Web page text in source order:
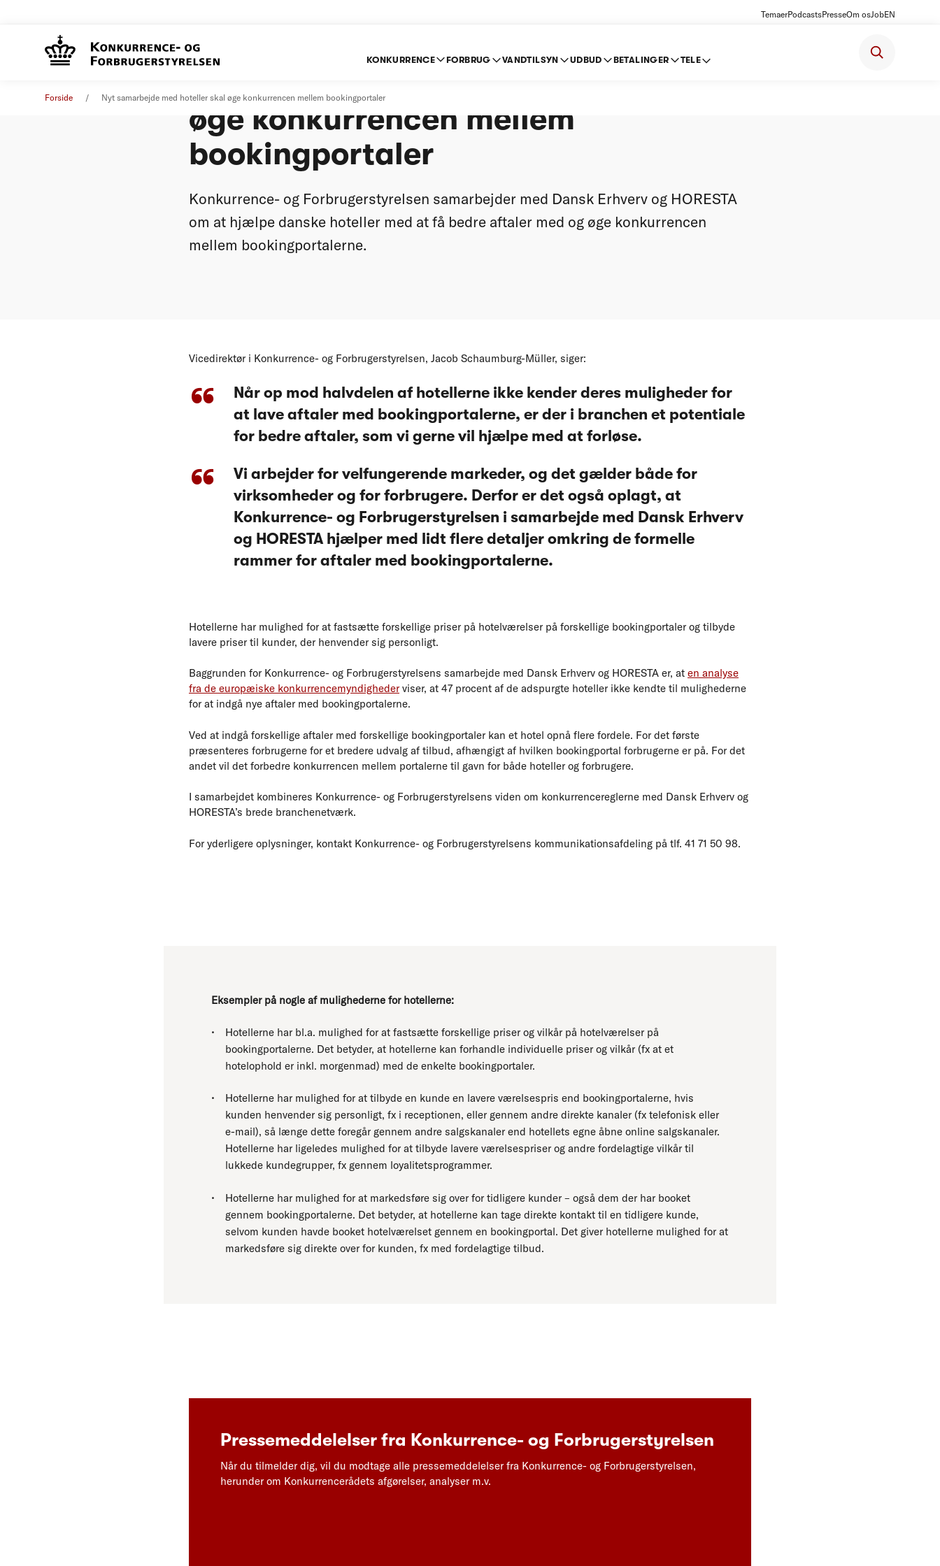
TemaerPodcastsPresseOm osJobEN
KONKURRENCE FORBRUG VANDTILSYN UDBUD BETALINGER TELE
Forside Nyt samarbejde med hoteller skal øge konkurrencen mellem bookingportaler
øge konkurrencen mellem
bookingportaler
Konkurrence- og Forbrugerstyrelsen samarbejder med Dansk Erhverv og HORESTA
om at hjælpe danske hoteller med at få bedre aftaler med og øge konkurrencen
mellem bookingportalerne.
Vicedirektør i Konkurrence- og Forbrugerstyrelsen, Jacob Schaumburg-Müller, siger:
Når op mod halvdelen af hotellerne ikke kender deres muligheder for
at lave aftaler med bookingportalerne, er der i branchen et potentiale
for bedre aftaler, som vi gerne vil hjælpe med at forløse.
Vi arbejder for velfungerende markeder, og det gælder både for
virksomheder og for forbrugere. Derfor er det også oplagt, at
Konkurrence- og Forbrugerstyrelsen i samarbejde med Dansk Erhverv
og HORESTA hjælper med lidt flere detaljer omkring de formelle
rammer for aftaler med bookingportalerne.
Hotellerne har mulighed for at fastsætte forskellige priser på hotelværelser på forskellige bookingportaler og tilbyde
lavere priser til kunder, der henvender sig personligt.
Baggrunden for Konkurrence- og Forbrugerstyrelsens samarbejde med Dansk Erhverv og HORESTA er, at en analyse
fra de europæiske konkurrencemyndigheder viser, at 47 procent af de adspurgte hoteller ikke kendte til mulighederne
for at indgå nye aftaler med bookingportalerne.
Ved at indgå forskellige aftaler med forskellige bookingportaler kan et hotel opnå flere fordele. For det første
præsenteres forbrugerne for et bredere udvalg af tilbud, afhængigt af hvilken bookingportal forbrugerne er på. For det
andet vil det forbedre konkurrencen mellem portalerne til gavn for både hoteller og forbrugere.
I samarbejdet kombineres Konkurrence- og Forbrugerstyrelsens viden om konkurrencereglerne med Dansk Erhverv og
HORESTA’s brede branchenetværk.
For yderligere oplysninger, kontakt Konkurrence- og Forbrugerstyrelsens kommunikationsafdeling på tlf. 41 71 50 98.
Eksempler på nogle af mulighederne for hotellerne:
Hotellerne har bl.a. mulighed for at fastsætte forskellige priser og vilkår på hotelværelser på
bookingportalerne. Det betyder, at hotellerne kan forhandle individuelle priser og vilkår (fx at et
hotelophold er inkl. morgenmad) med de enkelte bookingportaler.
Hotellerne har mulighed for at tilbyde en kunde en lavere værelsespris end bookingportalerne, hvis
kunden henvender sig personligt, fx i receptionen, eller gennem andre direkte kanaler (fx telefonisk eller
e-mail), så længe dette foregår gennem andre salgskanaler end hotellets egne åbne online salgskanaler.
Hotellerne har ligeledes mulighed for at tilbyde lavere værelsespriser og andre fordelagtige vilkår til
lukkede kundegrupper, fx gennem loyalitetsprogrammer.
Hotellerne har mulighed for at markedsføre sig over for tidligere kunder – også dem der har booket
gennem bookingportalerne. Det betyder, at hotellerne kan tage direkte kontakt til en tidligere kunde,
selvom kunden havde booket hotelværelset gennem en bookingportal. Det giver hotellerne mulighed for at
markedsføre sig direkte over for kunden, fx med fordelagtige tilbud.
Pressemeddelelser fra Konkurrence- og Forbrugerstyrelsen
Når du tilmelder dig, vil du modtage alle pressemeddelelser fra Konkurrence- og Forbrugerstyrelsen,
herunder om Konkurrencerådets afgørelser, analyser m.v.